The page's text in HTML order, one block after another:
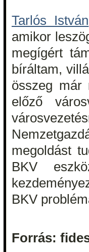
Tarlós István
amikor
megígért
bíráltam,
összeg már
előző
megoldást
BKV
BKV
Forrás: